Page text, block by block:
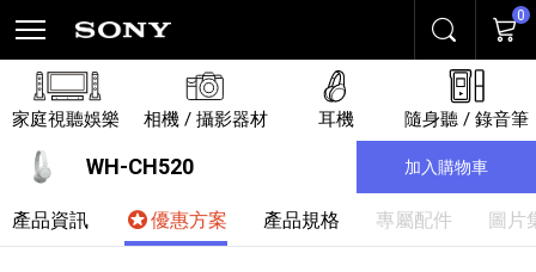
搜尋 購物
0
家庭視聽娛樂 相機 / 攝影器材 耳機 隨身聽 / 錄音筆
WH-CH520 加入購物車
產品資訊 優惠方案 產品規格 專屬配件 圖片